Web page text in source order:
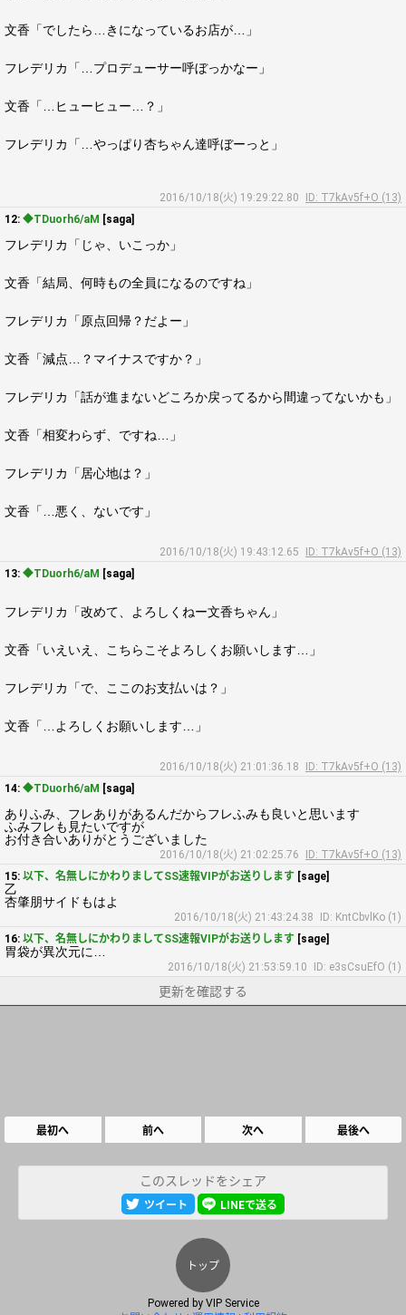
文香「でしたら…きになっているお店が…」
フレデリカ「…プロデューサー呼ぼっかなー」
文香「…ヒューヒュー…？」
フレデリカ「…やっぱり杏ちゃん達呼ぼーっと」
2016/10/18(火) 19:29:22.80
ID: T7kAv5f+O (13)
12: ◆TDuorh6/aM [saga]
フレデリカ「じゃ、いこっか」
文香「結局、何時もの全員になるのですね」
フレデリカ「原点回帰？だよー」
文香「減点…？マイナスですか？」
フレデリカ「話が進まないどころか戻ってるから間違ってないかも」
文香「相変わらず、ですね…」
フレデリカ「居心地は？」
文香「…悪く、ないです」
2016/10/18(火) 19:43:12.65
ID: T7kAv5f+O (13)
13: ◆TDuorh6/aM [saga]
フレデリカ「改めて、よろしくねー文香ちゃん」
文香「いえいえ、こちらこそよろしくお願いします…」
フレデリカ「で、ここのお支払いは？」
文香「…よろしくお願いします…」
2016/10/18(火) 21:01:36.18
ID: T7kAv5f+O (13)
14: ◆TDuorh6/aM [saga]
ありふみ、フレありがあるんだからフレふみも良いと思います
ふみフレも見たいですが
お付き合いありがとうございました
2016/10/18(火) 21:02:25.76
ID: T7kAv5f+O (13)
15: 以下、名無しにかわりましてSS速報VIPがお送りします [sage]
乙
杏肇朋サイドもはよ
2016/10/18(火) 21:43:24.38
ID: KntCbvlKo (1)
16: 以下、名無しにかわりましてSS速報VIPがお送りします [sage]
胃袋が異次元に…
2016/10/18(火) 21:53:59.10 ID: e3sCsuEfO (1)
更新を確認する
最初へ 前へ 次へ 最後へ
このスレッドをシェア
ツイート LINEで送る
トップ
Powered by VIP Service